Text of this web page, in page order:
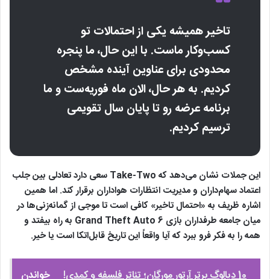
تاخیر همیشه یکی از احتمالات تو
کسب‌وکار ماست. با این حال، ما پنجره
محدودی برای عناوین آینده مشخص
کردیم. به هر حال، الان ماه فوریه‌ست و ما
برنامه عرضه رو تا پایان سال تقویمی
ترسیم کردیم.
این جملات نشان می‌دهد که Take-Two سعی دارد تعادلی بین جلب
اعتماد سهام‌داران و مدیریت انتظارات هواداران برقرار کند. اما همین
اشاره ظریف به «احتمال تاخیر» کافی است تا موجی از گمانه‌زنی‌ها در
میان جامعه طرفداران بازی Grand Theft Auto 6 به راه بیفتد و
همه را به فکر فرو ببرد که آیا واقعاً این تاریخ قابل‌اتکا است یا خیر.
خواندن 10 دیالوگ برتر آرتور مورگان؛ تئاتر فلسفه و کمدی!